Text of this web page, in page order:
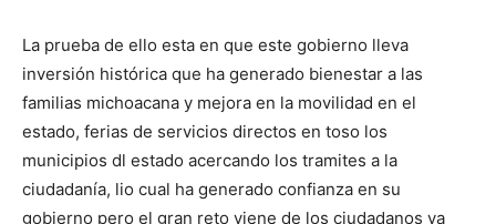
La prueba de ello esta en que este gobierno lleva
inversión histórica que ha generado bienestar a las
familias michoacana y mejora en la movilidad en el
estado, ferias de servicios directos en toso los
municipios dl estado acercando los tramites a la
ciudadanía, lio cual ha generado confianza en su
gobierno pero el gran reto viene de los ciudadanos ya